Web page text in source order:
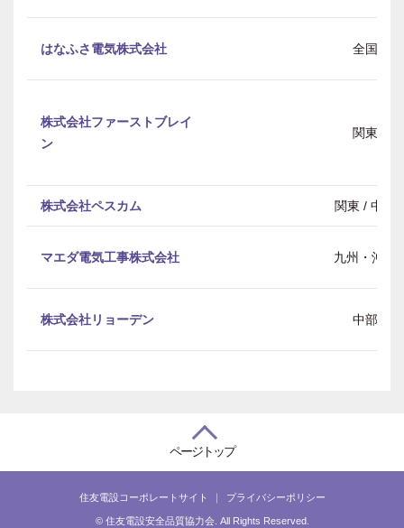
はなふさ電気株式会社 全国
株式会社ファーストブレイ
ン
関東
株式会社ペスカム 関東 / 中部
マエダ電気工事株式会社 九州・沖縄
株式会社リョーデン 中部
ページトップ
住友電設コーポレートサイト プライバシーポリシー
© 住友電設安全品質協力会. All Rights Reserved.